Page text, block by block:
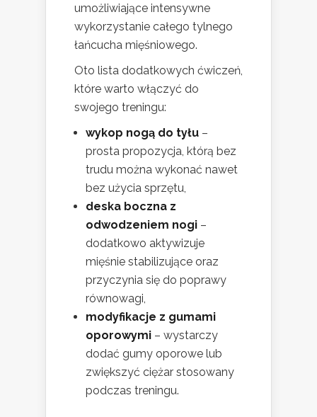
umożliwiające intensywne
wykorzystanie całego tylnego
łańcucha mięśniowego.
Oto lista dodatkowych ćwiczeń,
które warto włączyć do
swojego treningu:
wykop nogą do tyłu –
prosta propozycja, którą bez
trudu można wykonać nawet
bez użycia sprzętu,
deska boczna z
odwodzeniem nogi –
dodatkowo aktywizuje
mięśnie stabilizujące oraz
przyczynia się do poprawy
równowagi,
modyfikacje z gumami
oporowymi – wystarczy
dodać gumy oporowe lub
zwiększyć ciężar stosowany
podczas treningu.